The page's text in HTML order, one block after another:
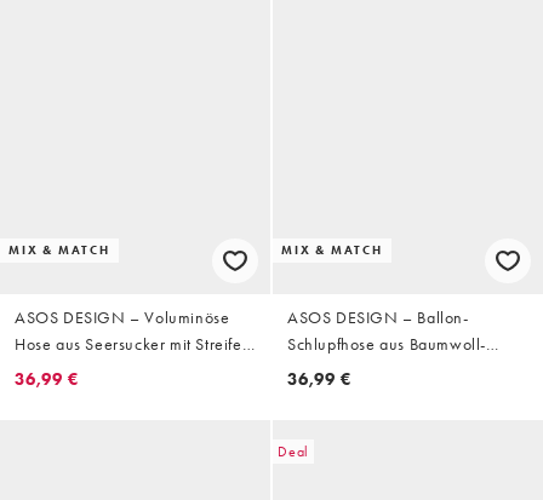
MIX & MATCH
ASOS DESIGN – Voluminöse
Hose aus Seersucker mit Streifen,
Kombiteil
36,99 €
MIX & MATCH
ASOS DESIGN – Ballon-
Schlupfhose aus Baumwoll-
Nylon-Mix in Blau und Braun
36,99 €
Deal